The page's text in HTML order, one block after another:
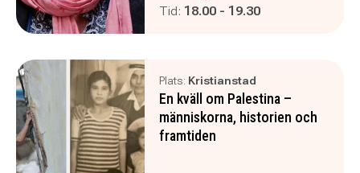
Tid: Pågår mellan
18.00 - och
19.30
Plats: Kristianstad
En kväll om Palestina –
människorna, historien och
framtiden